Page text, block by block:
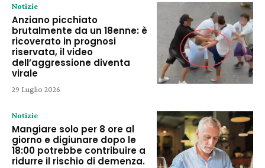
Notizie
Anziano picchiato
brutalmente da un 18enne: è
ricoverato in prognosi
riservata, il video
dell’aggressione diventa
virale
29 Luglio 2026
Notizie
Mangiare solo per 8 ore al
giorno e digiunare dopo le
18:00 potrebbe contribuire a
ridurre il rischio di demenza.